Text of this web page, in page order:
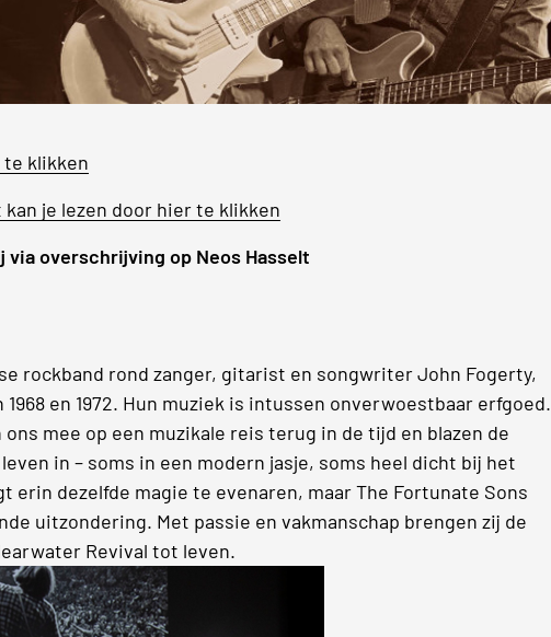
te klikken
je lezen door hier te klikken
via overschrijving op Neos Hasselt
rockband rond zanger, gitarist en songwriter John Fogerty,
en 1972. Hun muziek is intussen onverwoestbaar erfgoed.
mee op een muzikale reis terug in de tijd en blazen de
in – soms in een modern jasje, soms heel dicht bij het
erin dezelfde magie te evenaren, maar The Fortunate Sons
uitzondering. Met passie en vakmanschap brengen zij de
Revival tot leven.